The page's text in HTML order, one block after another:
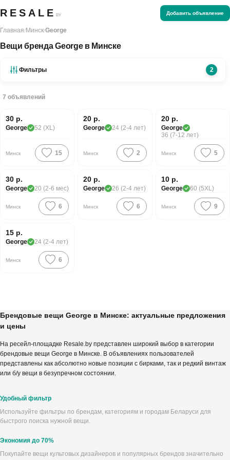
RESALE BY Добавить объявление
Главная/Минск/George
Вещи бренда George в Минске
Фильтры 2
7 объявлений
Хорошая цена
30 р.
George 52 (XL)
Минск 15
20 р.
George 24 (2-4 лет)
Минск 2
20 р.
George
36 (7-12 лет)
Минск 5
30 р.
George 20 (2-6 мес)
Минск 6
20 р.
George 26 (2-4 лет)
Минск 6
Хорошая цена
10 р.
George 60 (5XL)
Минск 9
15 р.
George 24 (2-4 лет)
Минск 6
Брендовые вещи George в Минске: актуальные предложения
и цены
На ресейл-площадке Resale.by представлен широкий выбор в категории
брендовые вещи George в Минске. В объявлениях пользователей
представлены как абсолютно новые позиции с бирками, так и редкий винтаж
или б/у вещи в безупречном состоянии.
Удобный фильтр
Используйте фильтры по брендам, категориям и городам Беларуси для
быстрого поиска нужной вещи.
Экономия до 70%
Покупайте вещи культовых дизайнеров и популярных брендов значительно